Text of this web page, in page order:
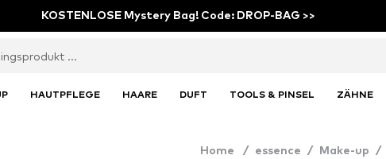
KOSTENLOSE Mystery Bag! Code: DROP-BAG >>
HAUTPFLEGE HAARE DUFT TOOLS & PINSEL ZÄHNE
Home / essence / Make-up /